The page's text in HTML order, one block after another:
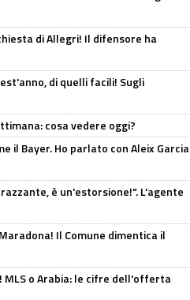
di Allegri! Il difensore ha
di quelli facili! Sugli
cosa vedere oggi?
il Bayer. Ho parlato con Aleix Garcia
è un'estorsione!". L'agente
Il Comune dimentica il
MLS o Arabia: le cifre dell'offerta